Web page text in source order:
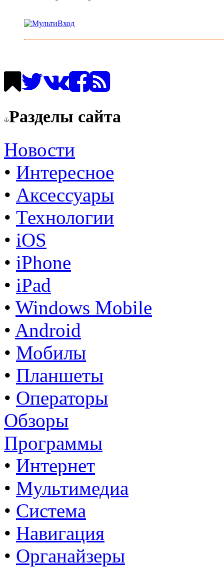
Разделы сайта
Новости
• Интересное
• Аксессуары
• Технологии
• iOS
• iPhone
• iPad
• Windows Mobile
• Android
• Мобилы
• Планшеты
• Операторы
Обзоры
Программы
• Интернет
• Мультимедиа
• Система
• Навигация
• Органайзеры